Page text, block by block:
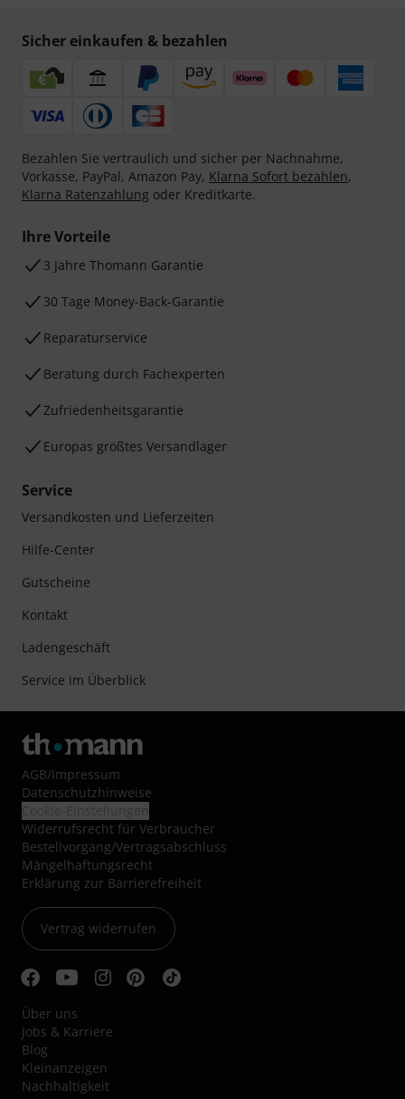
Sicher einkaufen & bezahlen
Bezahlen Sie vertraulich und sicher per Nachnahme,
Vorkasse, PayPal, Amazon Pay, Klarna Sofort bezahlen,
Klarna Ratenzahlung oder Kreditkarte.
Ihre Vorteile
3 Jahre Thomann Garantie
30 Tage Money-Back-Garantie
Reparaturservice
Beratung durch Fachexperten
Zufriedenheitsgarantie
Europas größtes Versandlager
Service
Versandkosten und Lieferzeiten
Hilfe-Center
Gutscheine
Kontakt
Ladengeschäft
Service im Überblick
AGB/Impressum
Datenschutzhinweise
Widerrufsrecht für Verbraucher
Bestellvorgang/Vertragsabschluss
Mängelhaftungsrecht
Erklärung zur Barrierefreiheit
Vertrag widerrufen
Über uns
Jobs & Karriere
Blog
Kleinanzeigen
Nachhaltigkeit